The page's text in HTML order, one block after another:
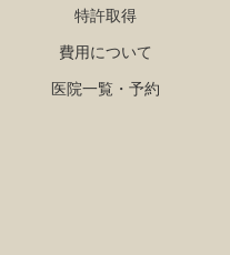
特許取得
費用について
医院一覧・予約